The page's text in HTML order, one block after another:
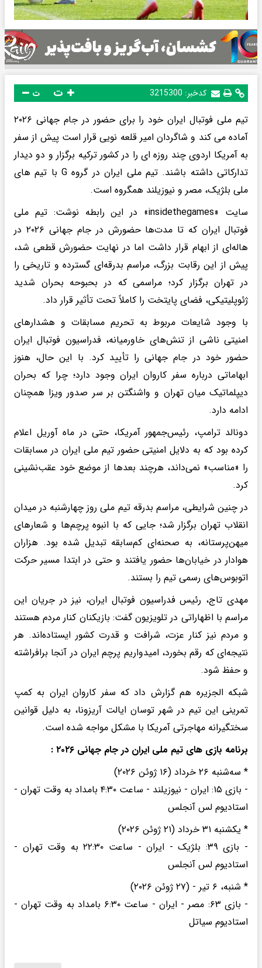
کدخبر: 3215300 ت
تیم ملی فوتبال ایران خود را برای حضور در جام جهانی ۲۰۲۶
آماده می کند و شاگردان امیر قلعه نویی قرار است پیش از سفر
به آمریکا اردوی چند روزه ای را در کشور ترکیه برگزار و دو دیدار
تدارکاتی داشته باشند. تیم ملی ایران در گروه G با تیم های
ملی بلژیک، مصر و نیوزیلند همگروه است.
سایت «insidethegames» در این رابطه نوشت: تیم ملی
فوتبال ایران که تا مدت‌ها حضورش در جام جهانی ۲۰۲۶ در
هاله‌ای از ابهام قرار داشت اما در نهایت حضورش قطعی شد،
پیش از این رقابت بزرگ، مراسم بدرقه‌ای گسترده و تاریخی را
در تهران برگزار کرد؛ مراسمی که در بحبوحه بحران شدید
ژئوپلیتیکی، فضای پایتخت را کاملاً تحت تأثیر قرار داد.
با وجود شایعات مربوط به تحریم مسابقات و هشدارهای
امنیتی ناشی از تنش‌های خاورمیانه، فدراسیون فوتبال ایران
حضور خود در جام جهانی را تأیید کرد. با این حال، هنوز
ابهاماتی درباره سفر کاروان ایران وجود دارد؛ چرا که بحران
دیپلماتیک میان تهران و واشنگتن بر سر صدور ویزا همچنان
ادامه دارد.
دونالد ترامپ، رئیس‌جمهور آمریکا، حتی در ماه آوریل اعلام
کرده بود که به دلایل امنیتی حضور تیم ملی ایران در مسابقات
را «مناسب» نمی‌داند، هرچند بعدها از موضع خود عقب‌نشینی
کرد.
در چنین شرایطی، مراسم بدرقه تیم ملی روز چهارشنبه در میدان
انقلاب تهران برگزار شد؛ جایی که با انبوه پرچم‌ها و شعارهای
میهن‌پرستانه، به صحنه‌ای کم‌سابقه تبدیل شده بود. هزاران
هوادار در خیابان‌ها حضور یافتند و حتی در ابتدا مسیر حرکت
اتوبوس‌های رسمی تیم را بستند.
مهدی تاج، رئیس فدراسیون فوتبال ایران، نیز در جریان این
مراسم با اظهاراتی در تلویزیون گفت: بازیکنان کنار مردم هستند
و مردم نیز کنار عزت، شرافت و قدرت کشور ایستاده‌اند. هر
نتیجه‌ای که رقم بخورد، امیدواریم پرچم ایران در آنجا برافراشته
و حفظ شود.
شبکه الجزیره هم گزارش داد که سفر کاروان ایران به کمپ
تمرینی این تیم در شهر توسان ایالت آریزونا، به دلیل قوانین
سختگیرانه مهاجرتی آمریکا با مشکل مواجه شده است.
برنامه بازی های تیم ملی ایران در جام جهانی ۲۰۲۶ :
* سه‌شنبه ۲۶ خرداد (۱۶ ژوئن ۲۰۲۶)
- بازی ۱۵: ایران - نیوزیلند - ساعت ۴:۳۰ بامداد به وقت تهران -
استادیوم لس آنجلس
* یکشنبه ۳۱ خرداد (۲۱ ژوئن ۲۰۲۶)
- بازی ۳۹: بلژیک - ایران - ساعت ۲۲:۳۰ به وقت تهران -
استادیوم لس آنجلس
* شنبه، ۶ تیر - (۲۷ ژوئن ۲۰۲۶)
- بازی ۶۳: مصر - ایران - ساعت ۶:۳۰ بامداد به وقت تهران -
استادیوم سیاتل